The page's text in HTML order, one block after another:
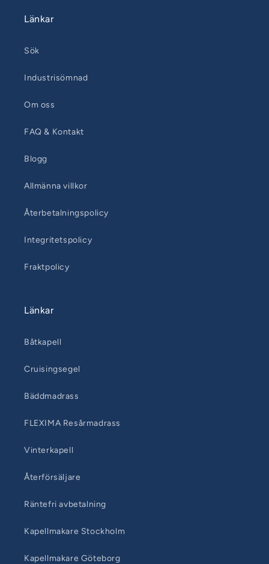
Länkar
Sök
Industrisömnad
Om oss
FAQ & Kontakt
Blogg
Allmänna villkor
Återbetalningspolicy
Integritetspolicy
Fraktpolicy
Länkar
Båtkapell
Cruisingsegel
Bäddmadrass
FLEXIMA Resårmadrass
Vinterkapell
Återförsäljare
Räntefri avbetalning
Kapellmakare Stockholm
Kapellmakare Göteborg